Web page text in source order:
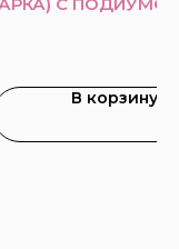
С ПОДИУМО
В корзину